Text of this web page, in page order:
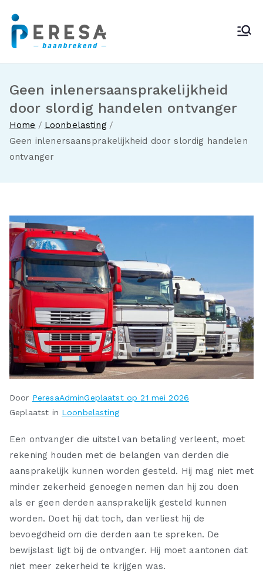
naar
Geen inlenersaansprakelijkheid
door slordig handelen ontvanger
Home
Loonbelasting
Geen inlenersaansprakelijkheid door slordig handelen
ontvanger
Door PeresaAdminGeplaatst op21 mei 2026
Geplaatst in Loonbelasting
Een ontvanger die uitstel van betaling verleent, moet
rekening houden met de belangen van derden die
aansprakelijk kunnen worden gesteld. Hij mag niet met
minder zekerheid genoegen nemen dan hij zou doen
als er geen derden aansprakelijk gesteld kunnen
worden. Doet hij dat toch, dan verliest hij de
bevoegdheid om die derden aan te spreken. De
bewijslast ligt bij de ontvanger. Hij moet aantonen dat
niet meer zekerheid te krijgen was.